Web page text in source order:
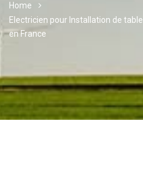
Home
Electricien pour Installation de
en France